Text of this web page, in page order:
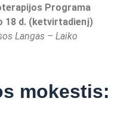
Programa
18 d. (ketvirtadienį)
Langas – Laiko
mokestis: